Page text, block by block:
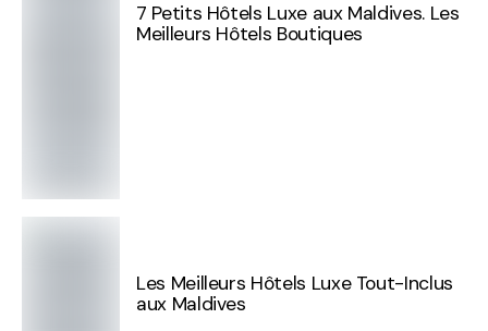
7 Petits Hôtels Luxe aux Maldives. Les
Meilleurs Hôtels Boutiques
Les Meilleurs Hôtels Luxe Tout-Inclus
aux Maldives